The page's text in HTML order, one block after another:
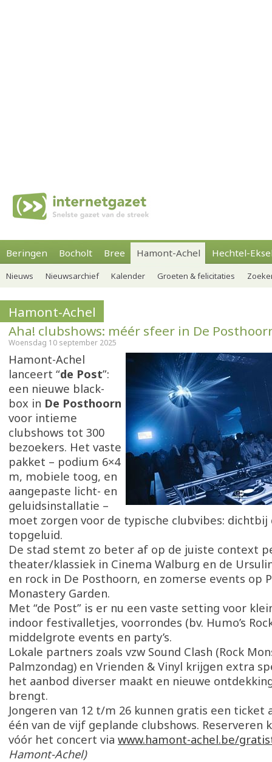
Beringen Bocholt Bree Hamont-Achel Hechtel-
Nieuws Nieuwsarchief Kalender Groeten & felicitaties
Hamont-Achel
Aha! clubshows: méér sfeer in De
Woensdag 10 september 2025
Hamont-Achel
lanceert “de Post”:
een nieuwe black-
box in De Posthoorn
voor intieme
clubshows tot 300
bezoekers. Het vaste
pakket – podium 6×4
m, mobiele toog, en
aangepaste licht- en
geluidsinstallatie –
moet zorgen voor de typische clubvibes:
topgeluid.
De stad stemt zo beter af op de juiste context
theater/klassiek in Cinema Walburg en de
en rock in De Posthoorn, en zomerse events op
Monastery Garden.
Met “de Post” is er nu een vaste setting voor
indoor festivalletjes, voorrondes (bv. Humo’s
middelgrote events en party’s.
Lokale partners zoals vzw Sound Clash (Rock
Palmzondag) en Vrienden & Vinyl krijgen extra
het aanbod diverser maakt en nieuwe
brengt.
Jongeren van 12 t/m 26 kunnen gratis een ticket
één van de vijf geplande clubshows. Reserveren
vóór het concert via www.hamont-achel.be/
Hamont-Achel)